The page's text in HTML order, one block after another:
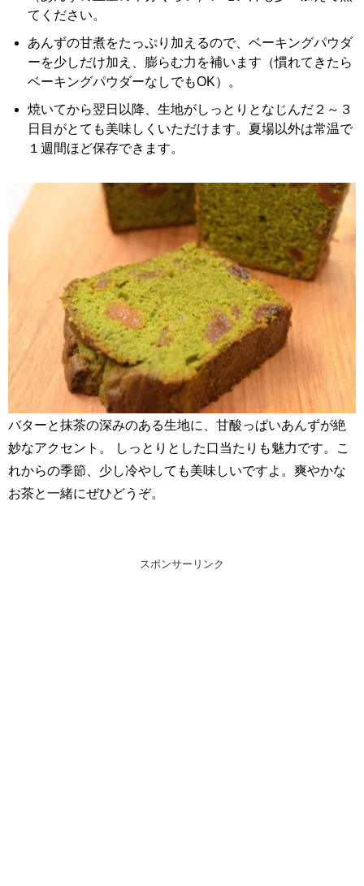
てください。
あんずの甘煮をたっぷり加えるので、ベーキングパウダ
ーを少しだけ加え、膨らむ力を補います（慣れてきたら
ベーキングパウダーなしでもOK）。
焼いてから翌日以降、生地がしっとりとなじんだ２～３
日目がとても美味しくいただけます。夏場以外は常温で
１週間ほど保存できます。
バターと抹茶の深みのある生地に、甘酸っぱいあんずが絶
妙なアクセント。 しっとりとした口当たりも魅力です。こ
れからの季節、少し冷やしても美味しいですよ。爽やかな
お茶と一緒にぜひどうぞ。
スポンサーリンク